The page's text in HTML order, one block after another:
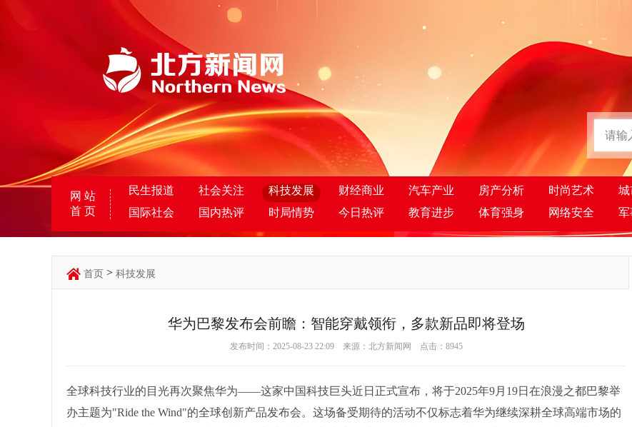
网 站
首 页
民生报道 社会关注 科技发展 财经商业 汽车产业 房产分析 时尚艺术 城
国际社会
国内热评 时局情势 今日热评 教育进步 体育强身 网络安全 军
首页 > 科技发展
华为巴黎发布会前瞻：智能穿戴领衔，多款新品即将登场
发布时间：2025-08-23 22:09 来源：北方新闻网 点击： 8945
全球科技行业的目光再次聚焦华为——这家中国科技巨头近日正式宣布，将于2025年9月19日在浪漫之都巴黎举
办主题为"Ride the Wind"的全球创新产品发布会。这场备受期待的活动不仅标志着华为继续深耕全球高端市场的